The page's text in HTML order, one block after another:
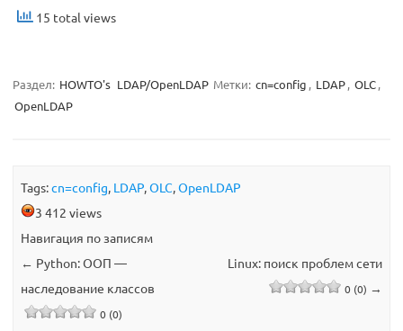
15 total views
Раздел: HOWTO's LDAP/OpenLDAP Метки: cn=config , LDAP, OLC,
OpenLDAP
Tags:cn=config, LDAP,OLC,OpenLDAP
3 412 views
Навигация по записям
← Python: ООП —
наследование классов
0 (0)
Linux: поиск проблем сети
0 (0) →